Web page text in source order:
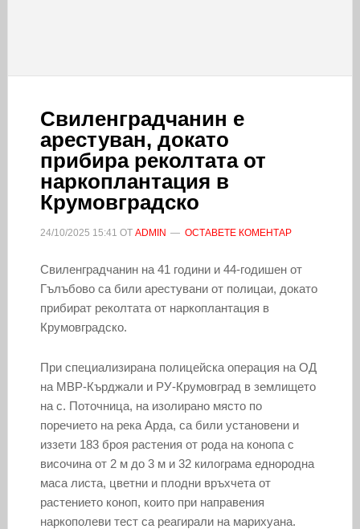
Свиленградчанин е
арестуван, докато
прибира реколтата от
наркоплантация в
Крумовградско
24/10/2025 15:41 ОТ ADMIN ОСТАВЕТЕ КОМЕНТАР
Свиленградчанин на 41 години и 44-годишен от
Гълъбово са били арестувани от полицаи, докато
прибират реколтата от наркоплантация в
Крумовградско.
При специализирана полицейска операция на ОД
на МВР-Кърджали и РУ-Крумовград в землището
на с. Поточница, на изолирано място по
поречието на река Арда, са били установени и
иззети 183 броя растения от рода на конопа с
височина от 2 м до 3 м и 32 килограма еднородна
маса листа, цветни и плодни връхчета от
растението коноп, които при направения
наркополеви тест са реагирали на марихуана.